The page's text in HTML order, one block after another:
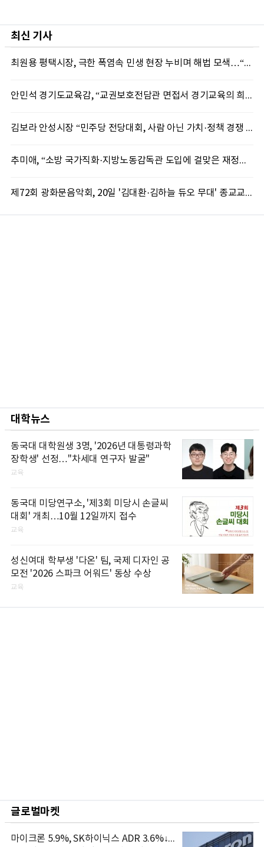
최신 기사
최원용 평택시장, 극한 폭염속 민생 현장 누비며 해법 모색…“현장에 답 있다”
안민석 경기도교육감, “교권보호전담관 면접서 경기교육의 희망 봤다”
김보라 안성시장 “민주당 전당대회, 사람 아닌 가치·정책 경쟁 돼야”
추미애, “소방 국가직화·지방노동감독관 도입에 걸맞은 재정체계 완성해야”
제72회 광화문음악회, 20일 '김대환·김하늘 듀오 무대' 종교교회서 무료 개최
대학뉴스
동국대 대학원생 3명, '2026년 대통령과학
장학생' 선정…"차세대 연구자 발굴"
교육
동국대 미당연구소, '제3회 미당시 손글씨
대회' 개최…10월 12일까지 접수
교육
성신여대 학부생 '다온' 팀, 국제 디자인 공
모전 '2026 스파크 어워드' 동상 수상
교육
글로벌마켓
마이크론 5.9%, SK하이닉스 ADR 3.6%↓...